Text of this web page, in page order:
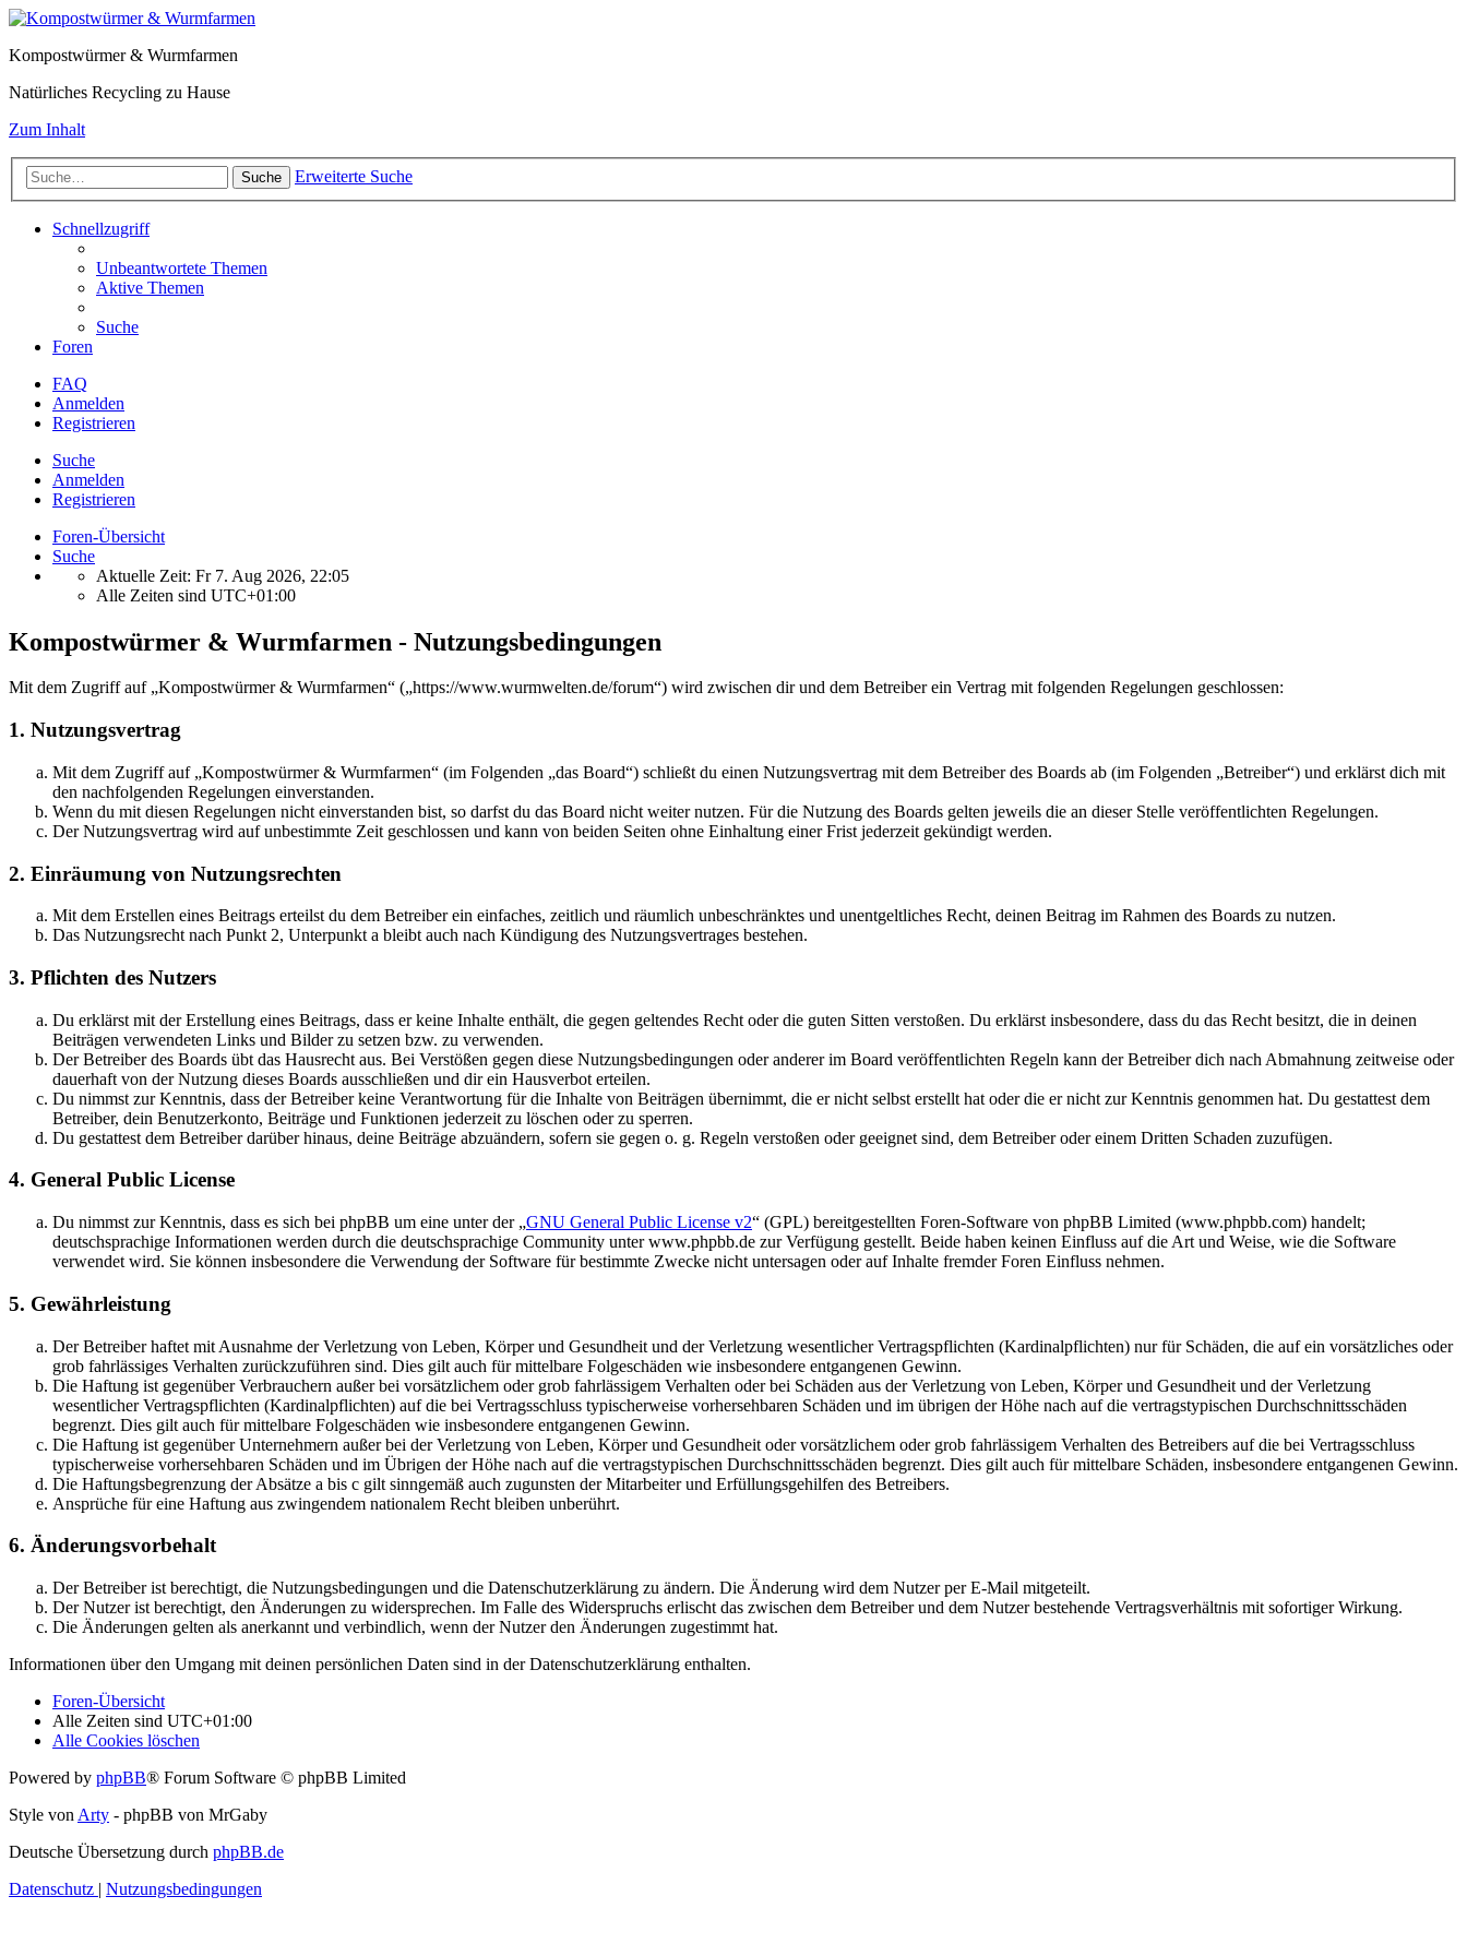
Kompostwürmer & Wurmfarmen
Natürliches Recycling zu Hause
Zum Inhalt
Suche Erweiterte Suche
Schnellzugriff
Unbeantwortete Themen
Aktive Themen
Suche
Foren
FAQ
Anmelden
Registrieren
Suche
Anmelden
Registrieren
Foren-Übersicht
Suche
Aktuelle Zeit: Fr 7. Aug 2026, 22:05
Alle Zeiten sind UTC+01:00
Kompostwürmer & Wurmfarmen - Nutzungsbedingungen
Mit dem Zugriff auf „Kompostwürmer & Wurmfarmen“ („https://www.wurmwelten.de/forum“) wird zwischen dir und dem Betreiber ein Vertrag mit folgenden Regelungen geschlossen:
1. Nutzungsvertrag
Mit dem Zugriff auf „Kompostwürmer & Wurmfarmen“ (im Folgenden „das Board“) schließt du einen Nutzungsvertrag mit dem Betreiber des Boards ab (im Folgenden „Betreiber“) und erklärst dich mit
den nachfolgenden Regelungen einverstanden.
Wenn du mit diesen Regelungen nicht einverstanden bist, so darfst du das Board nicht weiter nutzen. Für die Nutzung des Boards gelten jeweils die an dieser Stelle veröffentlichten Regelungen.
Der Nutzungsvertrag wird auf unbestimmte Zeit geschlossen und kann von beiden Seiten ohne Einhaltung einer Frist jederzeit gekündigt werden.
2. Einräumung von Nutzungsrechten
Mit dem Erstellen eines Beitrags erteilst du dem Betreiber ein einfaches, zeitlich und räumlich unbeschränktes und unentgeltliches Recht, deinen Beitrag im Rahmen des Boards zu nutzen.
Das Nutzungsrecht nach Punkt 2, Unterpunkt a bleibt auch nach Kündigung des Nutzungsvertrages bestehen.
3. Pflichten des Nutzers
Du erklärst mit der Erstellung eines Beitrags, dass er keine Inhalte enthält, die gegen geltendes Recht oder die guten Sitten verstoßen. Du erklärst insbesondere, dass du das Recht besitzt, die in deinen
Beiträgen verwendeten Links und Bilder zu setzen bzw. zu verwenden.
Der Betreiber des Boards übt das Hausrecht aus. Bei Verstößen gegen diese Nutzungsbedingungen oder anderer im Board veröffentlichten Regeln kann der Betreiber dich nach Abmahnung zeitweise oder
dauerhaft von der Nutzung dieses Boards ausschließen und dir ein Hausverbot erteilen.
Du nimmst zur Kenntnis, dass der Betreiber keine Verantwortung für die Inhalte von Beiträgen übernimmt, die er nicht selbst erstellt hat oder die er nicht zur Kenntnis genommen hat. Du gestattest dem
Betreiber, dein Benutzerkonto, Beiträge und Funktionen jederzeit zu löschen oder zu sperren.
Du gestattest dem Betreiber darüber hinaus, deine Beiträge abzuändern, sofern sie gegen o. g. Regeln verstoßen oder geeignet sind, dem Betreiber oder einem Dritten Schaden zuzufügen.
4. General Public License
Du nimmst zur Kenntnis, dass es sich bei phpBB um eine unter der „GNU General Public License v2“ (GPL) bereitgestellten Foren-Software von phpBB Limited (www.phpbb.com) handelt;
deutschsprachige Informationen werden durch die deutschsprachige Community unter www.phpbb.de zur Verfügung gestellt. Beide haben keinen Einfluss auf die Art und Weise, wie die Software
verwendet wird. Sie können insbesondere die Verwendung der Software für bestimmte Zwecke nicht untersagen oder auf Inhalte fremder Foren Einfluss nehmen.
5. Gewährleistung
Der Betreiber haftet mit Ausnahme der Verletzung von Leben, Körper und Gesundheit und der Verletzung wesentlicher Vertragspflichten (Kardinalpflichten) nur für Schäden, die auf ein vorsätzliches oder
grob fahrlässiges Verhalten zurückzuführen sind. Dies gilt auch für mittelbare Folgeschäden wie insbesondere entgangenen Gewinn.
Die Haftung ist gegenüber Verbrauchern außer bei vorsätzlichem oder grob fahrlässigem Verhalten oder bei Schäden aus der Verletzung von Leben, Körper und Gesundheit und der Verletzung
wesentlicher Vertragspflichten (Kardinalpflichten) auf die bei Vertragsschluss typischerweise vorhersehbaren Schäden und im übrigen der Höhe nach auf die vertragstypischen Durchschnittsschäden
begrenzt. Dies gilt auch für mittelbare Folgeschäden wie insbesondere entgangenen Gewinn.
Die Haftung ist gegenüber Unternehmern außer bei der Verletzung von Leben, Körper und Gesundheit oder vorsätzlichem oder grob fahrlässigem Verhalten des Betreibers auf die bei Vertragsschluss
typischerweise vorhersehbaren Schäden und im Übrigen der Höhe nach auf die vertragstypischen Durchschnittsschäden begrenzt. Dies gilt auch für mittelbare Schäden, insbesondere entgangenen Gewinn.
Die Haftungsbegrenzung der Absätze a bis c gilt sinngemäß auch zugunsten der Mitarbeiter und Erfüllungsgehilfen des Betreibers.
Ansprüche für eine Haftung aus zwingendem nationalem Recht bleiben unberührt.
6. Änderungsvorbehalt
Der Betreiber ist berechtigt, die Nutzungsbedingungen und die Datenschutzerklärung zu ändern. Die Änderung wird dem Nutzer per E-Mail mitgeteilt.
Der Nutzer ist berechtigt, den Änderungen zu widersprechen. Im Falle des Widerspruchs erlischt das zwischen dem Betreiber und dem Nutzer bestehende Vertragsverhältnis mit sofortiger Wirkung.
Die Änderungen gelten als anerkannt und verbindlich, wenn der Nutzer den Änderungen zugestimmt hat.
Informationen über den Umgang mit deinen persönlichen Daten sind in der Datenschutzerklärung enthalten.
Foren-Übersicht
Alle Zeiten sind UTC+01:00
Alle Cookies löschen
Powered by phpBB® Forum Software © phpBB Limited
Style von Arty - phpBB von MrGaby
Deutsche Übersetzung durch phpBB.de
Datenschutz | Nutzungsbedingungen